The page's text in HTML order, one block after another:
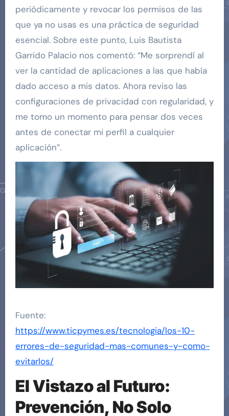
periódicamente y revocar los permisos de las
que ya no usas es una práctica de seguridad
esencial. Sobre este punto, Luis Bautista
Garrido Palacio nos comentó: “Me sorprendí al
ver la cantidad de aplicaciones a las que había
dado acceso a mis datos. Ahora reviso las
configuraciones de privacidad con regularidad, y
me tomo un momento para pensar dos veces
antes de conectar mi perfil a cualquier
aplicación”.
Fuente:
https://www.ticpymes.es/tecnologia/los-10-
errores-de-seguridad-mas-comunes-y-como-
evitarlos/
El Vistazo al Futuro:
Prevención, No Solo